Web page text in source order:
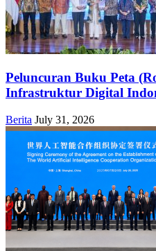
Peluncuran Buku Peta
Infrastruktur Digital
Berita July 31, 2026